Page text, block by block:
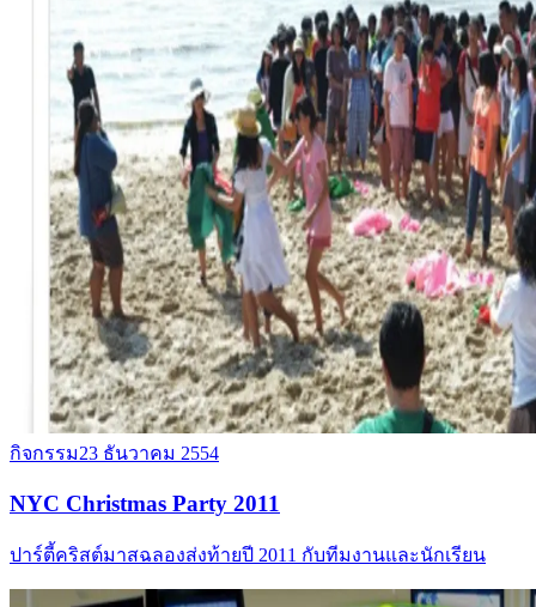
กิจกรรม23 ธันวาคม 2554
NYC Christmas Party 2011
ปาร์ตี้คริสต์มาสฉลองส่งท้ายปี 2011 กับทีมงานและนักเรียน